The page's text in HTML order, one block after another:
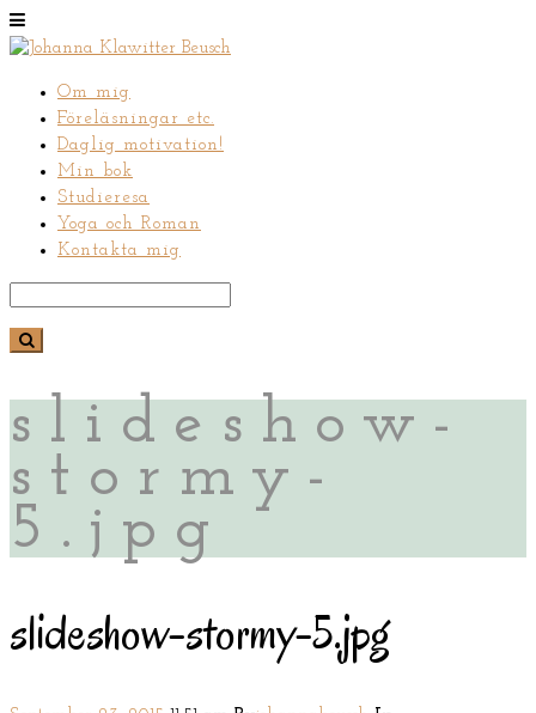
Om mig
Föreläsningar etc.
Daglig motivation!
Min bok
Studieresa
Yoga och Roman
Kontakta mig
slideshow-
stormy-
5.jpg
slideshow-stormy-5.jpg